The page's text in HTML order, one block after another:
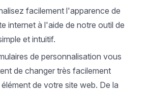
facilement l'apparence de
internet à l'aide de notre outil de
et intuitif.
de personnalisation vous
de changer très facilement
de votre site web. De la